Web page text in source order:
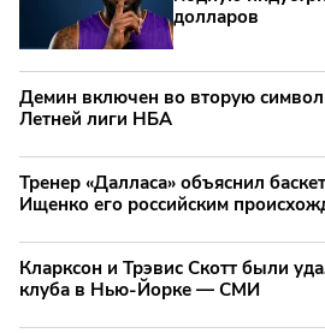
долларов
Демин включен во вторую
Летней лиги НБА
Тренер «Далласа» объяснил
Ищенко его российским
Кларксон и Трэвис Скотт были
клуба в Нью-Йорке — СМИ